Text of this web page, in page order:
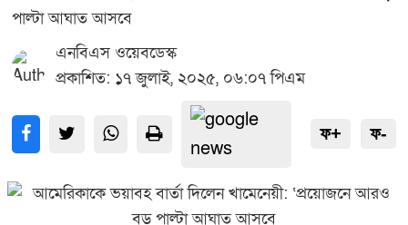
পাল্টা আঘাত আসবে
এনবিএস ওয়েবডেস্ক
প্রকাশিত: ১৭ জুলাই, ২০২৫, ০৬:০৭ পিএম
ফ+ ফ-